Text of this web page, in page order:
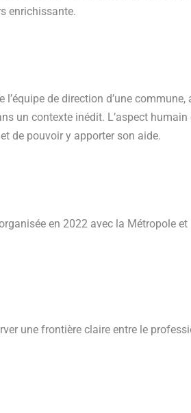
enrichissante.
l’équipe de direction d’une
un contexte inédit. L’aspect
de pouvoir y apporter son aide.
en 2022 avec la Métropole
une frontière claire entre le